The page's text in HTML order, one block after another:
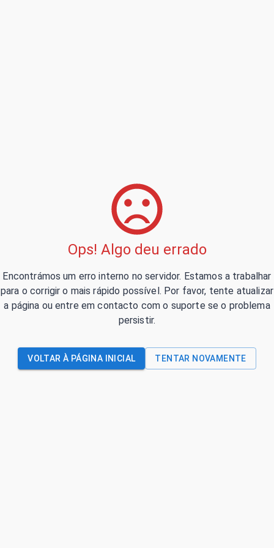
Ops! Algo deu errado
Encontrámos um erro interno no servidor. Estamos a trabalhar
para o corrigir o mais rápido possível. Por favor, tente atualizar
a página ou entre em contacto com o suporte se o problema
persistir.
VOLTAR À PÁGINA INICIAL TENTAR NOVAMENTE